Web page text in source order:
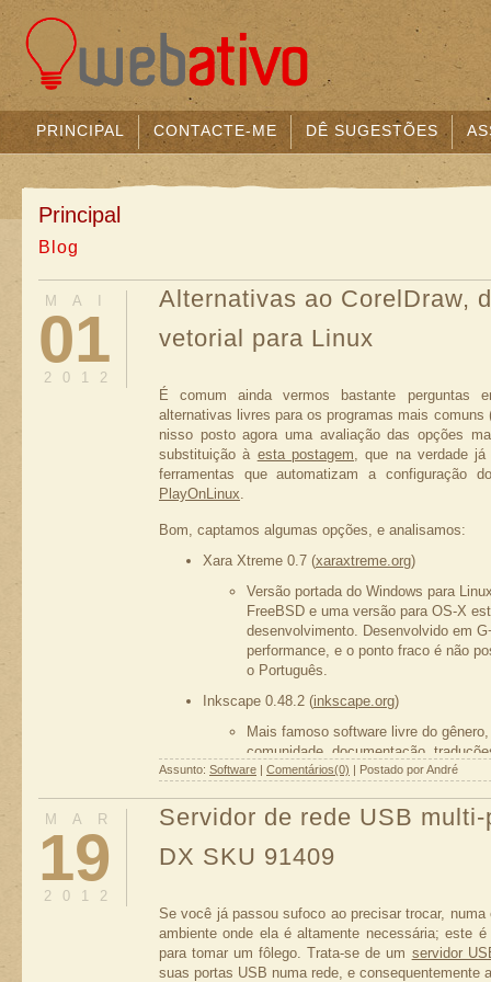
PRINCIPAL CONTACTE-ME DÊ SUGESTÕES
Principal
Blog
MAI
01
2012
Alternativas ao CorelDraw,
vetorial para Linux
É comum ainda vermos bastante perguntas
alternativas livres para os programas mais comuns
nisso posto agora uma avaliação das opções
substituição à esta postagem, que na verdade
ferramentas que automatizam a configuração
PlayOnLinux.
Bom, captamos algumas opções, e analisamos:
Xara Xtreme 0.7 (xaraxtreme.org)
Versão portada do Windows para
FreeBSD e uma versão para OS-X
desenvolvimento. Desenvolvido em
performance, e o ponto fraco é não
o Português.
Inkscape 0.48.2 (inkscape.org)
Mais famoso software livre do
comunidade, documentação,
todas as plataformas (Unix, Windows
desenvolvimento e testes; muito
complicado rodar este software no
dos seus concorrentes, não o
oficiais, mas existe um .deb
quase todas plataformas (Linux,
Assunto: Software | Comentários(0) | Postado por André
MAR
19
2012
Servidor de rede USB
DX SKU 91409
Se você já passou sufoco ao precisar trocar,
ambiente onde ela é altamente necessária; este
para tomar um fôlego. Trata-se de um servidor
suas portas USB numa rede, e consequentemente